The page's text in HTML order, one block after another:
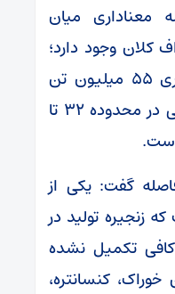
معناداری میان
کلان وجود دارد؛
به‌طوری‌که اگرچه هدف‌گذاری ۵۵ میلیون تن
مطرح بوده، اما تولید واقعی در محدوده ۳۲ تا
گفت: یکی از
زنجیره تولید در
تکمیل نشده
کنسانتره،